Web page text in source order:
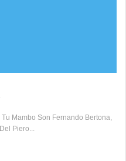
Mambo Son Fernando Bertona,
Piero...